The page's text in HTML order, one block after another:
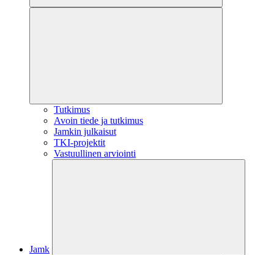
Tutkimus
Avoin tiede ja tutkimus
Jamkin julkaisut
TKI-projektit
Vastuullinen arviointi
Jamk